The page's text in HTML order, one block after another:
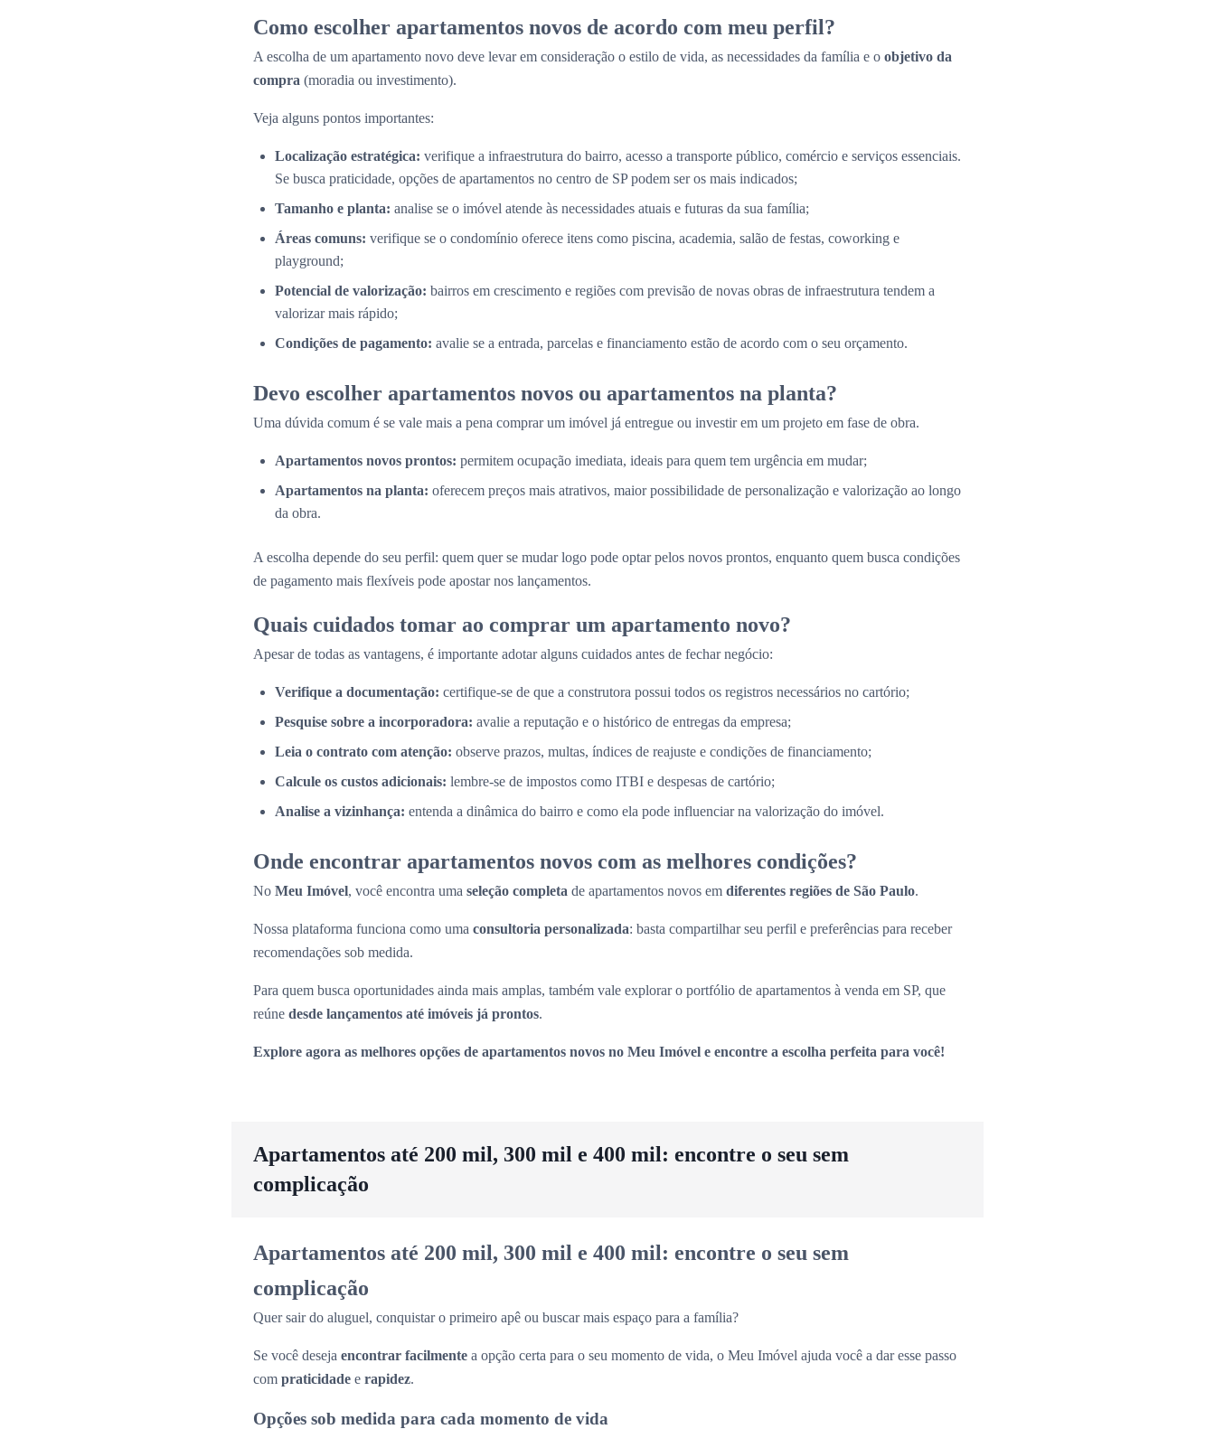
Como escolher apartamentos novos de acordo com meu perfil?
A escolha de um apartamento novo deve levar em consideração o estilo de vida, as necessidades da família e o objetivo da
compra (moradia ou investimento).
Veja alguns pontos importantes:
Localização estratégica: verifique a infraestrutura do bairro, acesso a transporte público, comércio e serviços essenciais.
Se busca praticidade, opções de apartamentos no centro de SP podem ser os mais indicados;
Tamanho e planta: analise se o imóvel atende às necessidades atuais e futuras da sua família;
Áreas comuns: verifique se o condomínio oferece itens como piscina, academia, salão de festas, coworking e
playground;
Potencial de valorização: bairros em crescimento e regiões com previsão de novas obras de infraestrutura tendem a
valorizar mais rápido;
Condições de pagamento: avalie se a entrada, parcelas e financiamento estão de acordo com o seu orçamento.
Devo escolher apartamentos novos ou apartamentos na planta?
Uma dúvida comum é se vale mais a pena comprar um imóvel já entregue ou investir em um projeto em fase de obra.
Apartamentos novos prontos: permitem ocupação imediata, ideais para quem tem urgência em mudar;
Apartamentos na planta: oferecem preços mais atrativos, maior possibilidade de personalização e valorização ao longo
da obra.
A escolha depende do seu perfil: quem quer se mudar logo pode optar pelos novos prontos, enquanto quem busca condições
de pagamento mais flexíveis pode apostar nos lançamentos.
Quais cuidados tomar ao comprar um apartamento novo?
Apesar de todas as vantagens, é importante adotar alguns cuidados antes de fechar negócio:
Verifique a documentação: certifique-se de que a construtora possui todos os registros necessários no cartório;
Pesquise sobre a incorporadora: avalie a reputação e o histórico de entregas da empresa;
Leia o contrato com atenção: observe prazos, multas, índices de reajuste e condições de financiamento;
Calcule os custos adicionais: lembre-se de impostos como ITBI e despesas de cartório;
Analise a vizinhança: entenda a dinâmica do bairro e como ela pode influenciar na valorização do imóvel.
Onde encontrar apartamentos novos com as melhores condições?
No Meu Imóvel, você encontra uma seleção completa de apartamentos novos em diferentes regiões de São Paulo.
Nossa plataforma funciona como uma consultoria personalizada: basta compartilhar seu perfil e preferências para receber
recomendações sob medida.
Para quem busca oportunidades ainda mais amplas, também vale explorar o portfólio de apartamentos à venda em SP, que
reúne desde lançamentos até imóveis já prontos.
Explore agora as melhores opções de apartamentos novos no Meu Imóvel e encontre a escolha perfeita para você!
Apartamentos até 200 mil, 300 mil e 400 mil: encontre o seu sem
complicação
Apartamentos até 200 mil, 300 mil e 400 mil: encontre o seu sem
complicação
Quer sair do aluguel, conquistar o primeiro apê ou buscar mais espaço para a família?
Se você deseja encontrar facilmente a opção certa para o seu momento de vida, o Meu Imóvel ajuda você a dar esse passo
com praticidade e rapidez.
Opções sob medida para cada momento de vida